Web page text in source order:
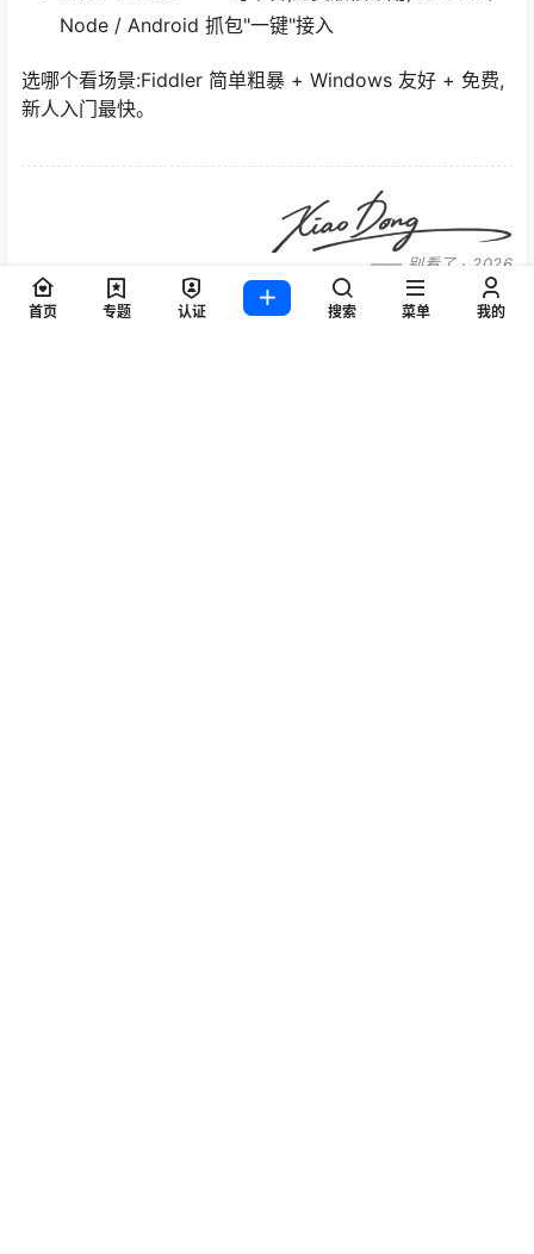
Node / Android 抓包"一键"接入
选哪个看场景:Fiddler 简单粗暴 + Windows 友好 + 免费,
新人入门最快。
—— 别看了 · 2026
首页 专题 认证 搜索 菜单 我的